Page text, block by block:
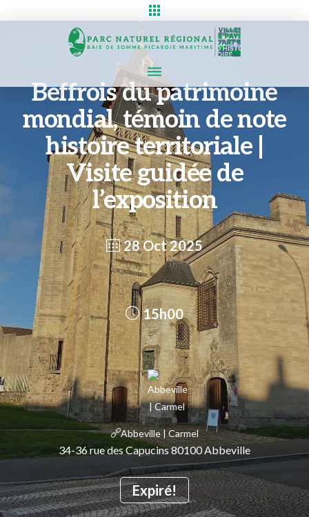
Beffrois du patrimoine
mondial, témoin de note
histoire territoriale |
Visite guidée de
l’exposition
28 Oct 2025
Expiré!
15h00
Abbeville | Carmel
34-36 rue des Capucins 80100 Abbeville